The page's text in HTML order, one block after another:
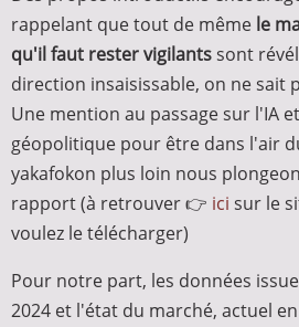
rappelant que tout de même le
qu'il faut rester vigilantssont
direction insaisissable, on ne sait
Une mention au passage sur l'IA
géopolitique pour être dans l'air
yakafokon plus loin nous
rapport (à retrouver 👉 ici sur le
voulez le télécharger)
Pour notre part, les données
2024 et l'état du marché, actuel